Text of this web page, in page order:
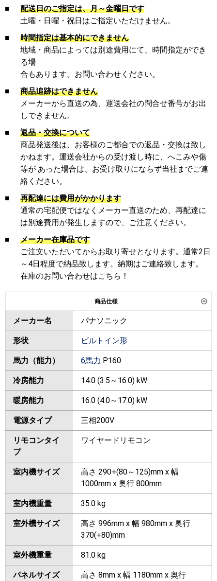
■
配送日のご指定は、月～金曜日です
土曜・日曜・祝日はご指定いただけません。
■
時間指定は基本的にできません
地域・商品によっては別途費用にて、時間指定ができ
る場
合もあります。お問い合わせください。
■
商品追跡はできません
メーカーから直送の為、運送会社の問合せ番号がお出
しできません。
■
返品・交換について
商品発送後は、お客様のご都合での返品・交換は致し
かねます。運送会社からの受け渡し時に、へこみや傷
等が あった場合は、お受け取りにならず当社までご連
絡ください。
■
再配達には費用がかかります
通常の宅配便ではなくメーカー直送のため、再配達に
は別途費用が発生しますので、ご注意ください。
■
メーカー在庫品です
ご注文いただいてからお取り寄せとなります。通常2日
～4日程度で納品致します。納期はご連絡致します。
在庫のお問い合わせはこちら！
商品仕様
メーカー名 パナソニック
形状 ビルトイン形
馬力（能力） 6馬力 P160
冷房能力 14.0 (3.5～16.0) kW
暖房能力 16.0 (4.0～17.0) kW
電源タイプ 三相200V
リモコンタイ
プ
ワイヤードリモコン
室内機サイズ
高さ 290+(80～125)mm x 幅
1000mm x 奥行 800mm
室内機重量 35.0 kg
室外機サイズ
高さ 996mm x 幅 980mm x 奥行
370(+80)mm
室外機重量 81.0 kg
パネルサイズ
高さ 8mm x 幅 1180mm x 奥行